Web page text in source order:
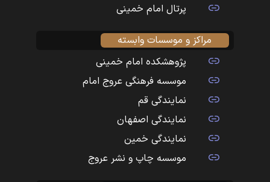
پرتال امام خمینی
مراکز و موسسات وابسته
پژوهشکده امام خمینی
موسسه فرهنگی عروج امام
نمایندگی قم
نمایندگی اصفهان
نمایندگی خمین
موسسه چاپ و نشر عروج